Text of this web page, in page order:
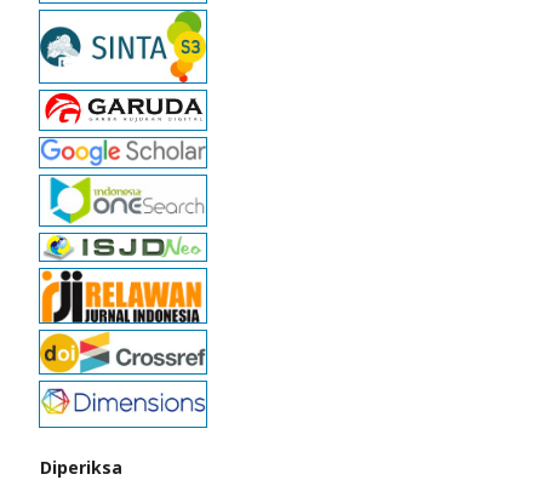
Diperiksa